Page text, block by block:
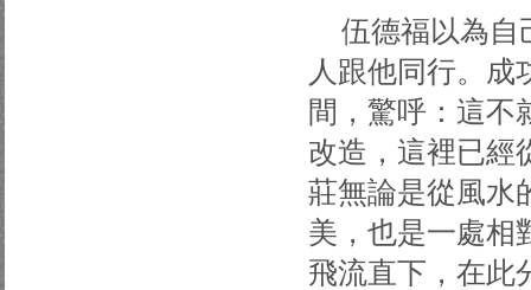
伍德福以為自
人跟他同行。成
間，驚呼：這不
改造，這裡已經
莊無論是從風水
美，也是一處
飛流直下，在此